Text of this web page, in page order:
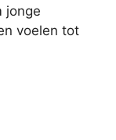
jonge
voelen tot